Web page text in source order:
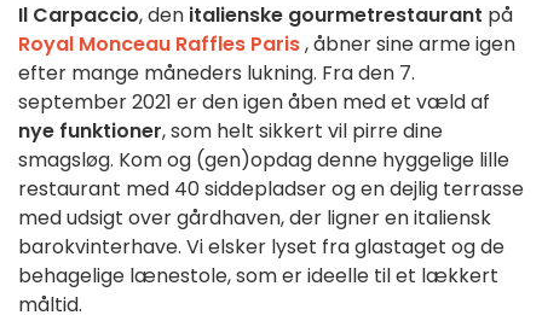
Il Carpaccio, den italienske gourmetrestaurant på
Royal Monceau Raffles Paris, åbner sine arme igen
efter mange måneders lukning. Fra den 7.
september 2021 er den igen åben med et væld af
nye funktioner, som helt sikkert vil pirre dine
smagsløg. Kom og (gen)opdag denne hyggelige lille
restaurant med 40 siddepladser og en dejlig terrasse
med udsigt over gårdhaven, der ligner en italiensk
barokvinterhave. Vi elsker lyset fra glastaget og de
behagelige lænestole, som er ideelle til et lækkert
måltid.